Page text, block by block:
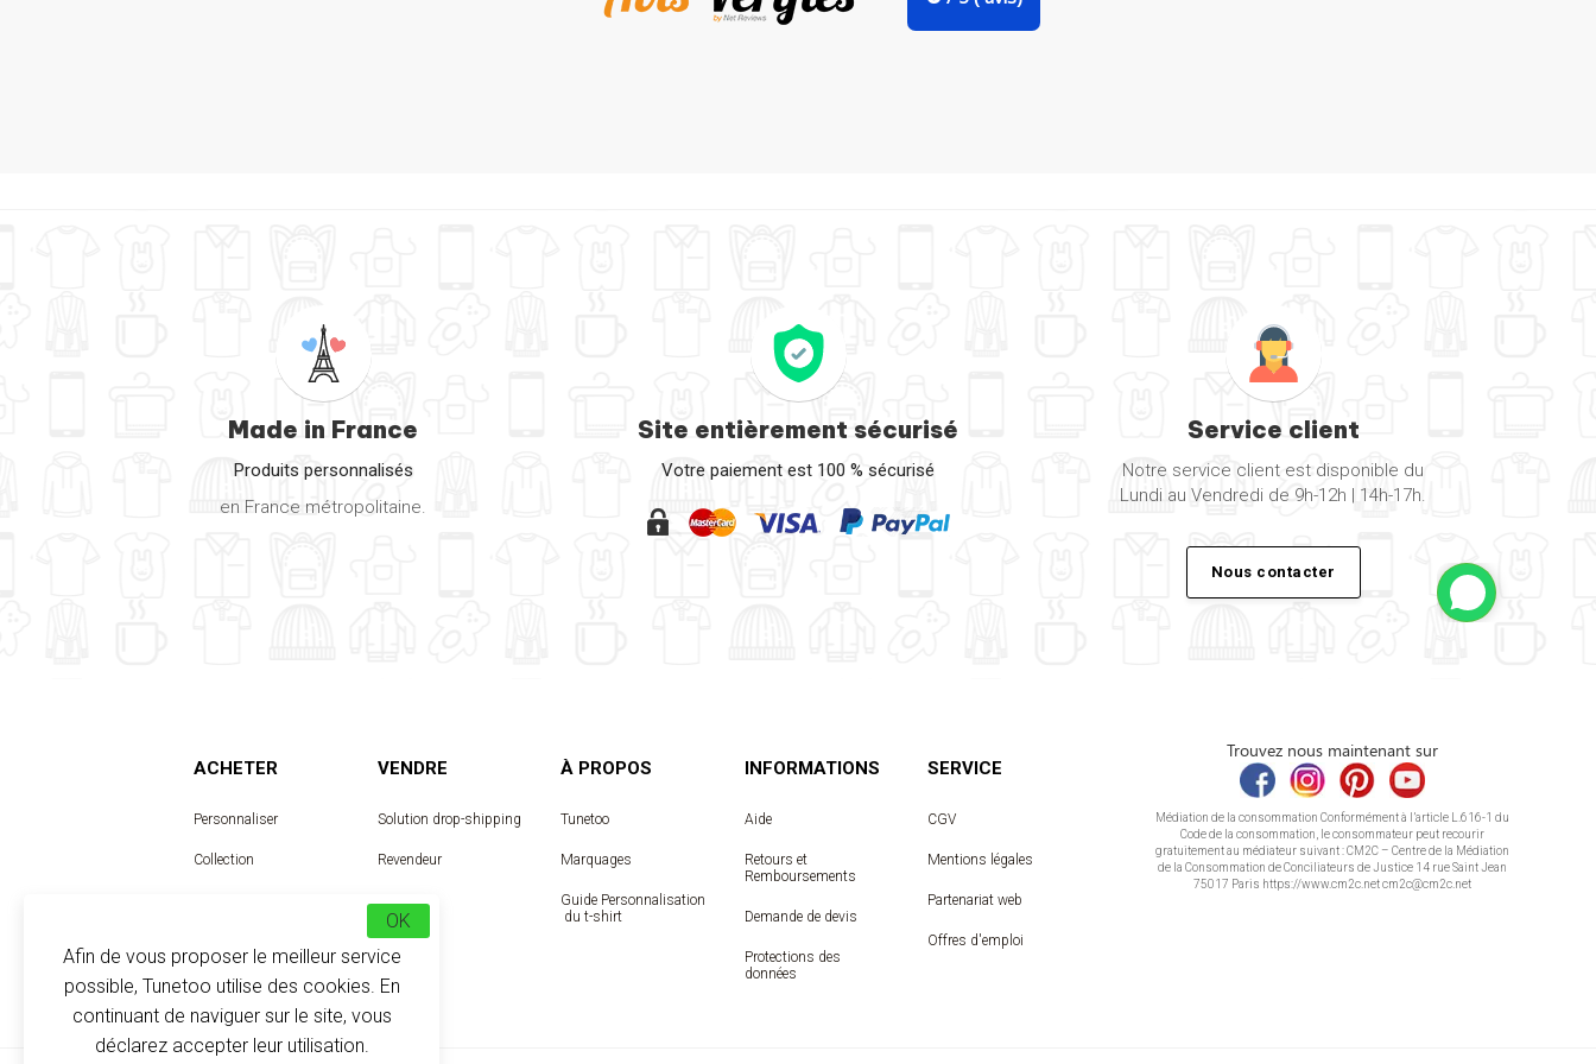
Made in France
Produits personnalisés
en France métropolitaine.
Site entièrement sécurisé
Votre paiement est 100 % sécurisé
Service client
Notre service client est disponible du
Lundi au Vendredi de 9h-12h | 14h-17h.
Nous contacter
ACHETER
Personnaliser
Collection
VENDRE
Solution drop-shipping
Revendeur
Designer
À PROPOS
Tunetoo
Marquages
Guide Personnalisation
du t-shirt
INFORMATIONS
Aide
Retours et
Remboursements
Demande de devis
Protections des
données
SERVICE
CGV
Mentions légales
Partenariat web
Offres d'emploi
Trouvez nous maintenant sur
Médiation de la consommation Conformément à l’article L.616-1 du
Code de la consommation, le consommateur peut recourir
gratuitement au médiateur suivant : CM2C – Centre de la Médiation
de la Consommation de Conciliateurs de Justice 14 rue Saint Jean
75017 Paris https://www.cm2c.net cm2c@cm2c.net
Afin de vous proposer le meilleur service
possible, Tunetoo utilise des cookies. En
continuant de naviguer sur le site, vous
déclarez accepter leur utilisation.
OK